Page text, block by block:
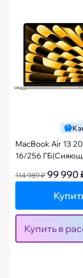
MacBook Air 13
16/256
114 989 ₽ 99 990
Купить в